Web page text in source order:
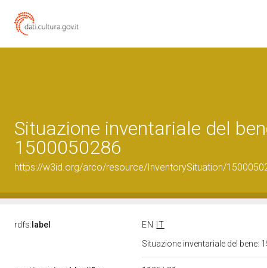
Situazione inventariale del
1500050286
https://w3id.org/arco/resource/InventorySituation/
rdfs: label EN
IT
Situazione inventariale del bene: